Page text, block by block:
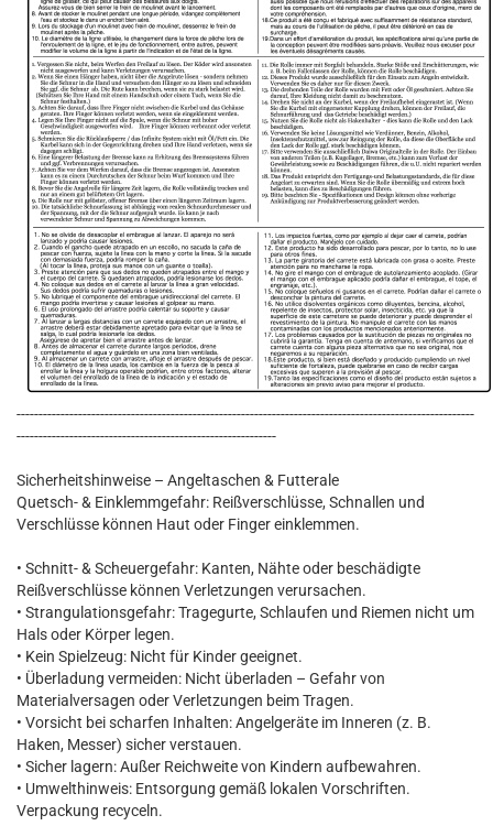
--------------------------------------------------------------------------------------------------------
-----------------------------------------------------------
Sicherheitshinweise – Angeltaschen & Futterale
Quetsch- & Einklemmgefahr: Reißverschlüsse, Schnallen und
Verschlüsse können Haut oder Finger einklemmen.
• Schnitt- & Scheuergefahr: Kanten, Nähte oder beschädigte
Reißverschlüsse können Verletzungen verursachen.
• Strangulationsgefahr: Tragegurte, Schlaufen und Riemen nicht um
Hals oder Körper legen.
• Kein Spielzeug: Nicht für Kinder geeignet.
• Überladung vermeiden: Nicht überladen – Gefahr von
Materialversagen oder Verletzungen beim Tragen.
• Vorsicht bei scharfen Inhalten: Angelgeräte im Inneren (z. B.
Haken, Messer) sicher verstauen.
• Sicher lagern: Außer Reichweite von Kindern aufbewahren.
• Umwelthinweis: Entsorgung gemäß lokalen Vorschriften.
Verpackung recyceln.